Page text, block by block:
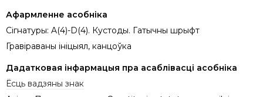
Афармленне асобніка
Сігнатуры: A(4)-D(4). Кустоды. Гатычны шрыфт
Гравіраваны ініцыял, канцоўка
Дадатковая інфармацыя пра асаблівасці асобніка
Ёсць вадзяны знак